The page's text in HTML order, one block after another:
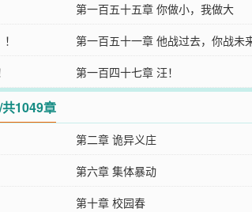
第一百五十五章 你做小，我做大
第一百五十一章 他战过去，你战未
第一百四十七章 汪！
1049章
第二章 诡异义庄
第六章 集体暴动
第十章 校园春